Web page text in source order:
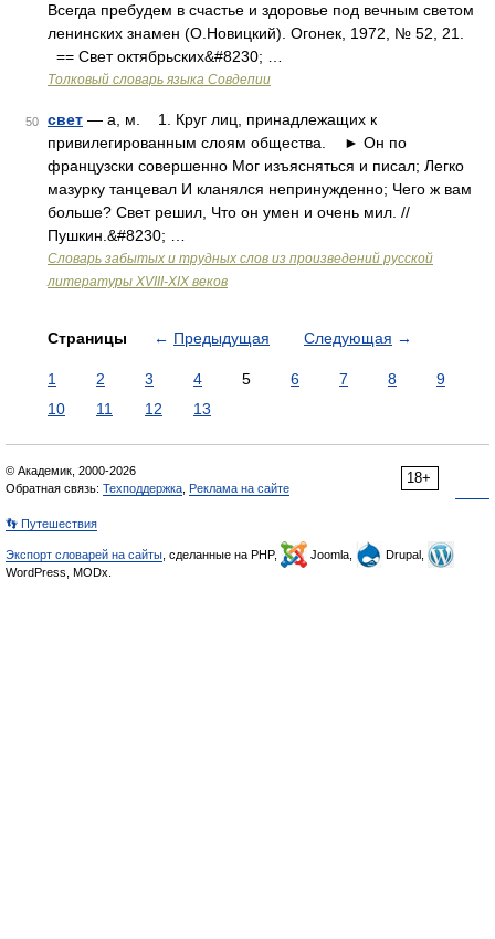
Всегда пребудем в счастье и здоровье под вечным светом
ленинских знамен (О.Новицкий). Огонек, 1972, № 52, 21.
== Свет октябрьских&#8230; …
Толковый словарь языка Совдепии
50 свет — а, м. 1. Круг лиц, принадлежащих к
привилегированным слоям общества. ► Он по
французски совершенно Мог изъясняться и писал; Легко
мазурку танцевал И кланялся непринужденно; Чего ж вам
больше? Свет решил, Что он умен и очень мил. //
Пушкин.&#8230; …
Словарь забытых и трудных слов из произведений русской
литературы ХVIII-ХIХ веков
Страницы ← Предыдущая Следующая →
1 2 3 4 5 6 7 8
9
10
11 12 13
18+
© Академик, 2000-2026
Обратная связь: Техподдержка Реклама на сайте
👣 Путешествия
Экспорт словарей на сайты , сделанные на PHP, Joomla,
Drupal,
WordPress, MODx.